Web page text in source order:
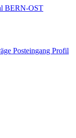
Posteingang Profil